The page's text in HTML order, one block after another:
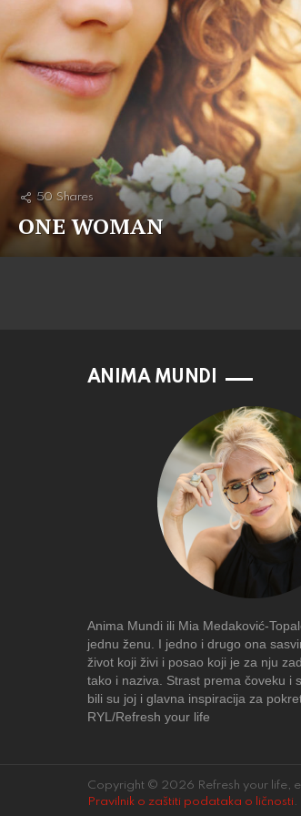
50 Shares
ONE WOMAN
ANIMA MUNDI
Anima Mundi ili Mia Medaković-
jednu ženu. I jedno i drugo ona
život koji živi i posao koji je za nju
tako i naziva. Strast prema čoveku i
bili su joj i glavna inspiracija za
RYL/Refresh your life
Copyright © 2026 Refresh your life,
Pravilnik o zaštiti podataka o ličnosti .